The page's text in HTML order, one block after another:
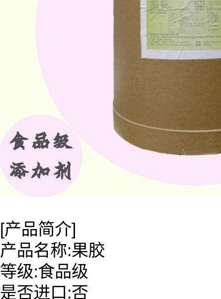
[产品简介]
产品名称:果胶
等级:食品级
是否进口:否